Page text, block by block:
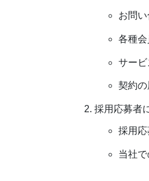
お問
各種
サー
契約
採用応募者
採用
当社